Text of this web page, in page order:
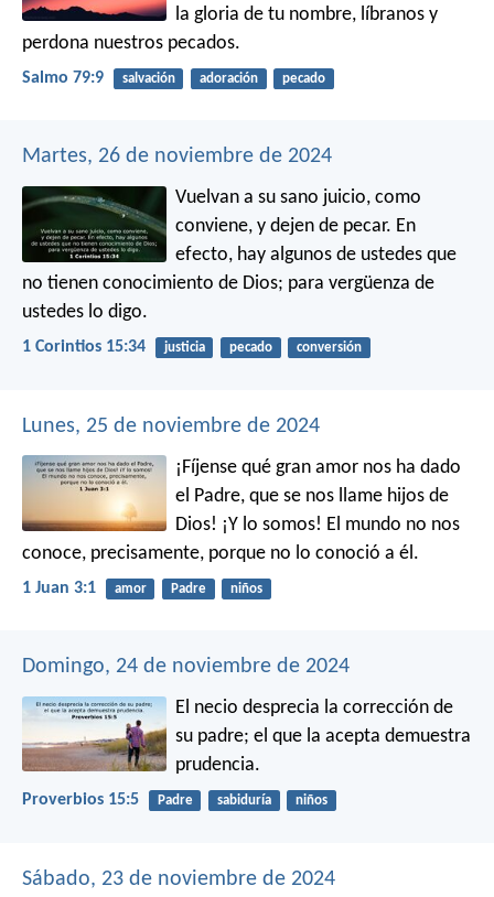
la gloria de tu nombre, líbranos y
perdona nuestros pecados.
Salmo 79:9 salvación adoración pecado
Martes, 26 de noviembre de 2024
Vuelvan a su sano juicio, como
conviene, y dejen de pecar. En
efecto, hay algunos de ustedes que
no tienen conocimiento de Dios; para vergüenza de
ustedes lo digo.
1 Corintios 15:34 justicia pecado conversión
Lunes, 25 de noviembre de 2024
¡Fíjense qué gran amor nos ha dado
el Padre, que se nos llame hijos de
Dios! ¡Y lo somos! El mundo no nos
conoce, precisamente, porque no lo conoció a él.
1 Juan 3:1 amor Padre niños
Domingo, 24 de noviembre de 2024
El necio desprecia la corrección de
su padre; el que la acepta demuestra
prudencia.
Proverbios 15:5 Padre sabiduría niños
Sábado, 23 de noviembre de 2024